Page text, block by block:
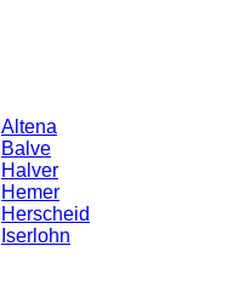
Altena
Balve
Halver
Hemer
Herscheid
Iserlohn